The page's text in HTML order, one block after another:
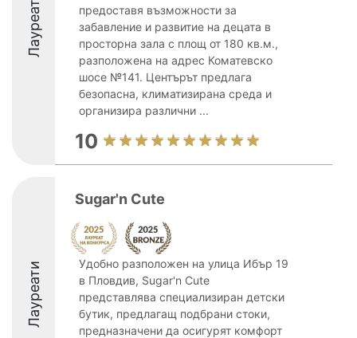
Лауреати
предоставя възможности за
забавление и развитие на децата в
просторна зала с площ от 180 кв.м.,
разположена на адрес Коматевско
шосе №141. Центърът предлага
безопасна, климатизирана среда и
организира различни ...
10
Лауреати
Sugar'n Cute
Удобно разположен на улица Ибър 19
в Пловдив, Sugar'n Cute
представлява специализиран детски
бутик, предлагащ подбрани стоки,
предназначени да осигурят комфорт